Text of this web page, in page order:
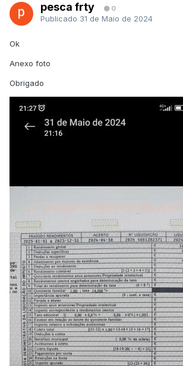
pesca frty 0
Publicado 31 de Maio de 2024
Ok
Anexo foto
Obrigado